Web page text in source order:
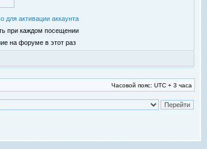
для активации аккаунта
при каждом посещении
на форуме в этот раз
Часовой пояс: UTC + 3 часа